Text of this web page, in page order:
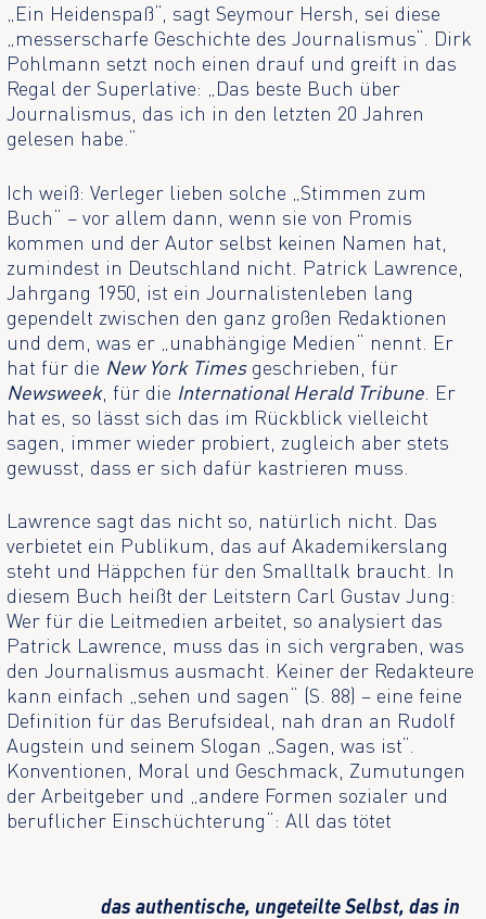
„Ein Heidenspaß“, sagt Seymour Hersh, sei diese
„messerscharfe Geschichte des Journalismus“. Dirk
Pohlmann setzt noch einen drauf und greift in das
Regal der Superlative: „Das beste Buch über
Journalismus, das ich in den letzten 20 Jahren
gelesen habe.“
Ich weiß: Verleger lieben solche „Stimmen zum
Buch“ – vor allem dann, wenn sie von Promis
kommen und der Autor selbst keinen Namen hat,
zumindest in Deutschland nicht. Patrick Lawrence,
Jahrgang 1950, ist ein Journalistenleben lang
gependelt zwischen den ganz großen Redaktionen
und dem, was er „unabhängige Medien“ nennt. Er
hat für die New York Timesgeschrieben, für
Newsweek, für die International Herald Tribune . Er
hat es, so lässt sich das im Rückblick vielleicht
sagen, immer wieder probiert, zugleich aber stets
gewusst, dass er sich dafür kastrieren muss.
Lawrence sagt das nicht so, natürlich nicht. Das
verbietet ein Publikum, das auf Akademikerslang
steht und Häppchen für den Smalltalk braucht. In
diesem Buch heißt der Leitstern Carl Gustav Jung:
Wer für die Leitmedien arbeitet, so analysiert das
Patrick Lawrence, muss das in sich vergraben, was
den Journalismus ausmacht. Keiner der Redakteure
kann einfach „sehen und sagen“ (S. 88) – eine feine
Definition für das Berufsideal, nah dran an Rudolf
Augstein und seinem Slogan „Sagen, was ist“.
Konventionen, Moral und Geschmack, Zumutungen
der Arbeitgeber und „andere Formen sozialer und
beruflicher Einschüchterung“: All das tötet
das authentische, ungeteilte Selbst, das in